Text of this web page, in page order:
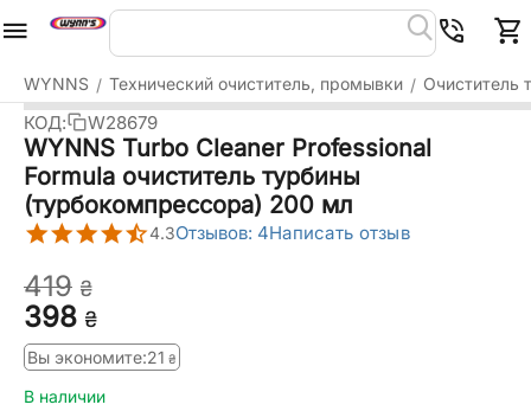
WYNNS / Технический очиститель, промывки / Очиститель
КОД: W28679
WYNNS Turbo Cleaner Professional
Formula очиститель турбины
(турбокомпрессора) 200 мл
4.3Отзывов: 4Написать отзыв
‍398‍ ₴
‍419‍ ₴
Вы экономите:‍21‍ ₴
В наличии